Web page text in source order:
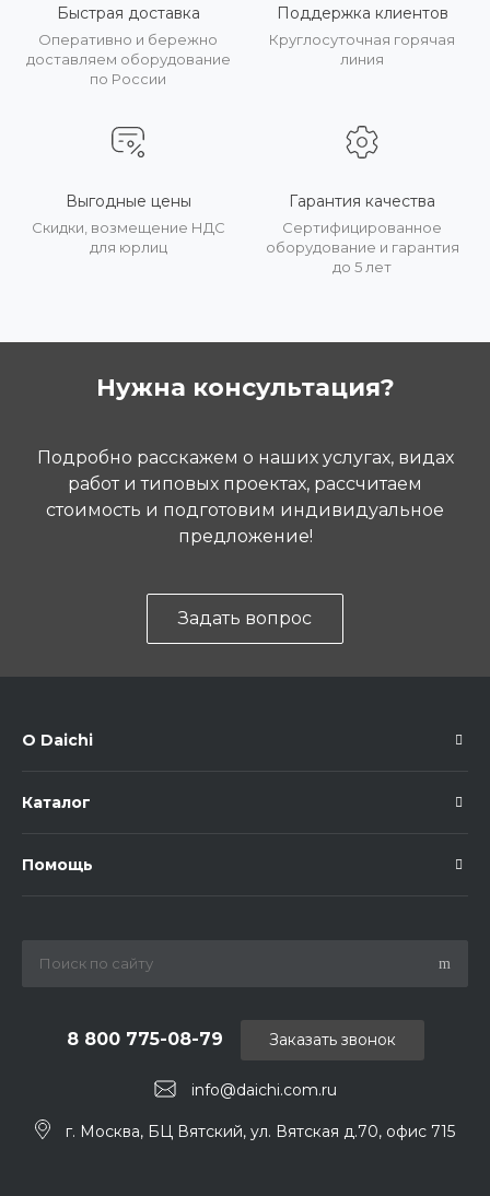
Быстрая доставка
Оперативно и бережно
доставляем оборудование
по России
Поддержка клиентов
Круглосуточная горячая
линия
Выгодные цены
Скидки, возмещение НДС
для юрлиц
Гарантия качества
Сертифицированное
оборудование и гарантия
до 5 лет
Нужна консультация?
Подробно расскажем о наших услугах, видах
работ и типовых проектах, рассчитаем
стоимость и подготовим индивидуальное
предложение!
Задать вопрос
О Daichi
Каталог
Помощь
info@daichi.com.ru
8 800 775-08-79
г. Москва, БЦ Вятский, ул. Вятская д.70, офис 715
Заказать звонок